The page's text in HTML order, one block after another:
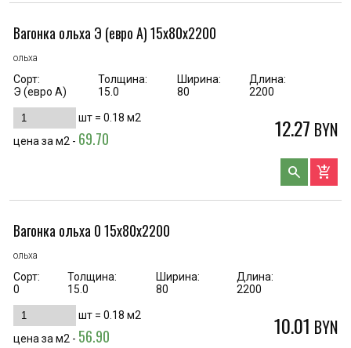
Вагонка ольха Э (евро А) 15х80х2200
ольха
Сорт:
Э (евро А)
Толщина:
15.0
Ширина:
80
Длина:
2200
шт = 0.18 м2
цена за м2 - 69.70 12.27 BYN
search add_shopping_cart
Вагонка ольха 0 15х80х2200
ольха
Сорт:
0
Толщина:
15.0
Ширина:
80
Длина:
2200
шт = 0.18 м2
цена за м2 - 56.90 10.01 BYN